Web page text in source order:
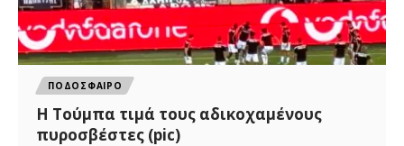
ΠΟΔΟΣΦΑΙΡΟ
H Tούμπα τιμά τους αδικοχαμένους
πυροσβέστες (pic)